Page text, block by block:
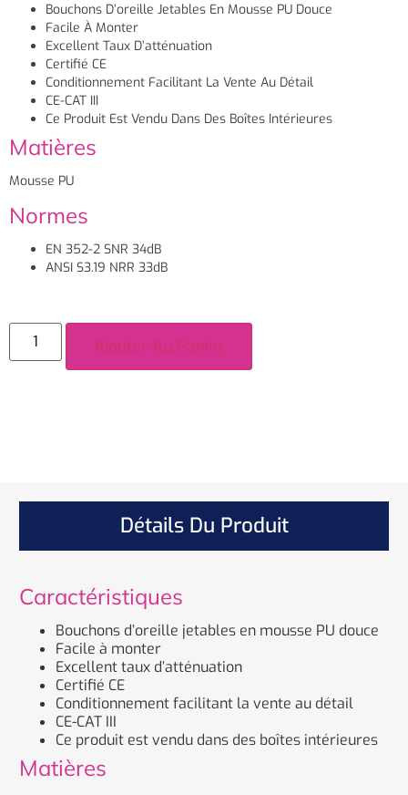
Bouchons D’oreille Jetables En Mousse PU Douce
Facile À Monter
Excellent Taux D’atténuation
Certifié CE
Conditionnement Facilitant La Vente Au Détail
CE-CAT III
Ce Produit Est Vendu Dans Des Boîtes Intérieures
Matières
Mousse PU
Normes
EN 352-2 SNR 34dB
ANSI S3.19 NRR 33dB
Ajouter Au Panier
Détails Du Produit
Caractéristiques
Bouchons d’oreille jetables en mousse PU douce
Facile à monter
Excellent taux d’atténuation
Certifié CE
Conditionnement facilitant la vente au détail
CE-CAT III
Ce produit est vendu dans des boîtes intérieures
Matières